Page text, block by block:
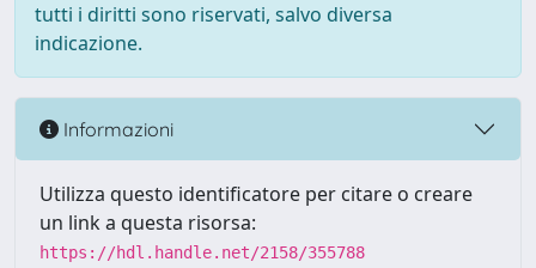
tutti i diritti sono riservati, salvo diversa
indicazione.
Informazioni
Utilizza questo identificatore per citare o creare
un link a questa risorsa:
https://hdl.handle.net/2158/355788